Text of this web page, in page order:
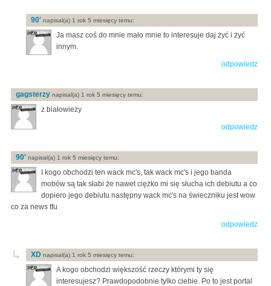
90' napisal(a) 1 rok 5 miesięcy temu:
Ja masz coś do mnie mało mnie to interesuje daj żyć i żyć
innym.
odpowiedz
gagsterzy napisal(a) 1 rok 5 miesięcy temu:
z białowieży
odpowiedz
90' napisal(a) 1 rok 5 miesięcy temu:
I kogo obchodzi ten wack mc's, tak wack mc's i jego banda
mobów są tak słabi że nawet ciężko mi się słucha ich debiutu a co
dopiero jego debiutu następny wack mc's na świeczniku jest wow
co za news tfu
odpowiedz
XD napisal(a) 1 rok 5 miesięcy temu:
A kogo obchodzi większość rzeczy którymi ty się
interesujesz? Prawdopodobnie tylko ciebie. Po to jest portal